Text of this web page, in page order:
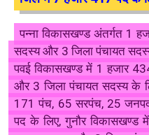
पन्ना विकासखण्ड अंतर्गत 1
सदस्य और 3 जिला पंचायत
पवई विकासखण्ड में 1 हजार
और 3 जिला पंचायत सदस्य के
171 पंच, 65 सरपंच, 25
पद के लिए, गुनौर